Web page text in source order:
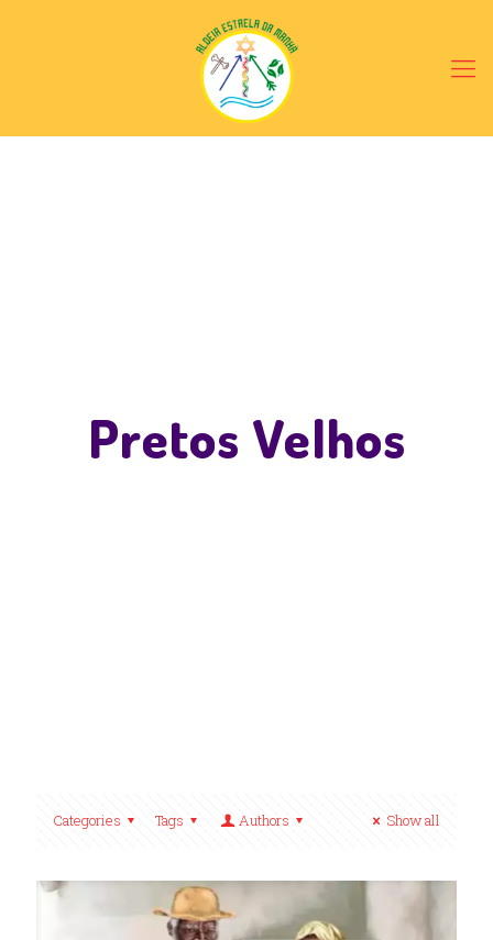
Pretos Velhos
Categories Tags Authors Show all